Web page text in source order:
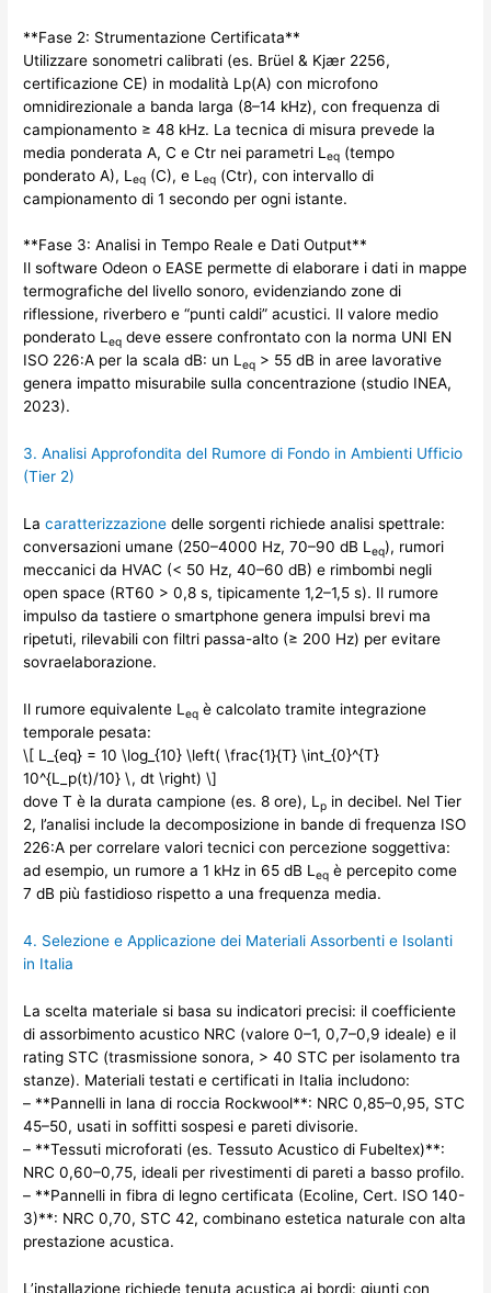
**Fase 2: Strumentazione Certificata**
Utilizzare sonometri calibrati (es. Brüel & Kjær 2256,
certificazione CE) in modalità Lp(A) con microfono
omnidirezionale a banda larga (8–14 kHz), con frequenza di
campionamento ≥ 48 kHz. La tecnica di misura prevede la
media ponderata A, C e Ctr nei parametri Leq (tempo
ponderato A), Leq (C), e Leq (Ctr), con intervallo di
campionamento di 1 secondo per ogni istante.
**Fase 3: Analisi in Tempo Reale e Dati Output**
Il software Odeon o EASE permette di elaborare i dati in mappe
termografiche del livello sonoro, evidenziando zone di
riflessione, riverbero e “punti caldi” acustici. Il valore medio
ponderato Leq deve essere confrontato con la norma UNI EN
ISO 226:A per la scala dB: un Leq > 55 dB in aree lavorative
genera impatto misurabile sulla concentrazione (studio INEA,
2023).
3. Analisi Approfondita del Rumore di Fondo in Ambienti Ufficio
(Tier 2)
Lacaratterizzazione delle sorgenti richiede analisi spettrale:
conversazioni umane (250–4000 Hz, 70–90 dB L eq), rumori
meccanici da HVAC (< 50 Hz, 40–60 dB) e rimbombi negli
open space (RT60 > 0,8 s, tipicamente 1,2–1,5 s). Il rumore
impulso da tastiere o smartphone genera impulsi brevi ma
ripetuti, rilevabili con filtri passa-alto (≥ 200 Hz) per evitare
sovraelaborazione.
Il rumore equivalente L eq è calcolato tramite integrazione
temporale pesata:
\[ L_{eq} = 10 \log_{10} \left( \frac{1}{T} \int_{0}^{T}
10^{L_p(t)/10} \, dt \right) \]
dove T è la durata campione (es. 8 ore), Lp in decibel. Nel Tier
2, l’analisi include la decomposizione in bande di frequenza ISO
226:A per correlare valori tecnici con percezione soggettiva:
ad esempio, un rumore a 1 kHz in 65 dB L eq è percepito come
7 dB più fastidioso rispetto a una frequenza media.
4. Selezione e Applicazione dei Materiali Assorbenti e Isolanti
in Italia
La scelta materiale si basa su indicatori precisi: il coefficiente
di assorbimento acustico NRC (valore 0–1, 0,7–0,9 ideale) e il
rating STC (trasmissione sonora, > 40 STC per isolamento tra
stanze). Materiali testati e certificati in Italia includono:
– **Pannelli in lana di roccia Rockwool**: NRC 0,85–0,95, STC
45–50, usati in soffitti sospesi e pareti divisorie.
– **Tessuti microforati (es. Tessuto Acustico di Fubeltex)**:
NRC 0,60–0,75, ideali per rivestimenti di pareti a basso profilo.
– **Pannelli in fibra di legno certificata (Ecoline, Cert. ISO 140-
3)**: NRC 0,70, STC 42, combinano estetica naturale con alta
prestazione acustica.
L’installazione richiede tenuta acustica ai bordi: giunti con